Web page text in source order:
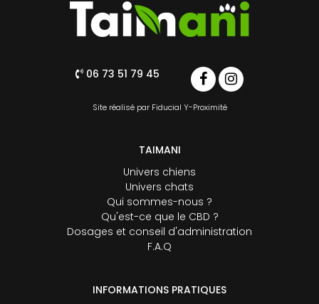
06 73 51 79 45
Site réalisé par Fiducial Y-Proximité
TAIMANI
Univers chiens
Univers chats
Qui sommes-nous ?
Qu'est-ce que le CBD ?
Dosages et conseil d'administration
F.A.Q
INFORMATIONS PRATIQUES